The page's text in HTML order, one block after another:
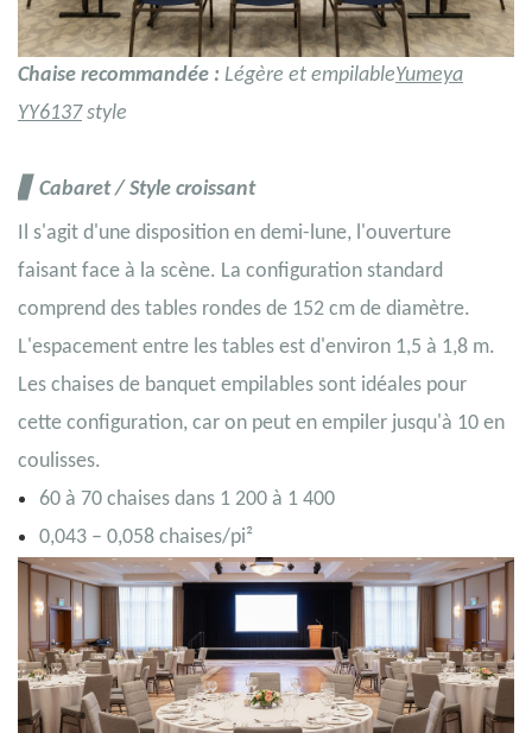
Chaise recommandée : Légère et empilableYumeya
YY6137 style
▋ Cabaret / Style croissant
Il s'agit d'une disposition en demi-lune, l'ouverture
faisant face à la scène. La configuration standard
comprend des tables rondes de 152 cm de diamètre.
L'espacement entre les tables est d'environ 1,5 à 1,8 m.
Les chaises de banquet empilables sont idéales pour
cette configuration, car on peut en empiler jusqu'à 10 en
coulisses.
60 à 70 chaises dans 1 200 à 1 400
0,043 – 0,058 chaises/pi²